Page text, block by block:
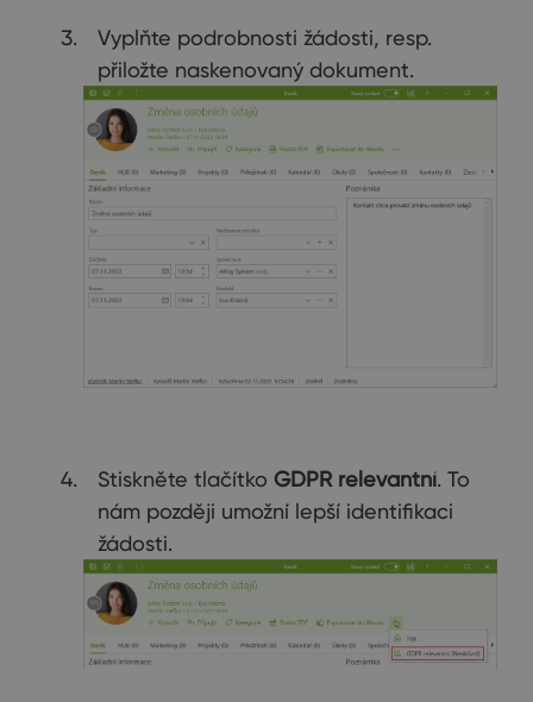
Vyplňte podrobnosti žádosti, resp.
přiložte naskenovaný dokument.
Stiskněte tlačítko GDPR relevantní. To
nám později umožní lepší identifikaci
žádosti.